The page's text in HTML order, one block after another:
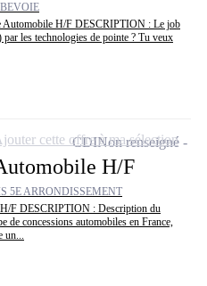
Automobile H/F DESCRIPTION : Le job
par les technologies de pointe ? Tu veux
H/F
5E ARRONDISSEMENT
F DESCRIPTION : Description du
de concessions automobiles en France,
un...
CDINon renseigné
cette offre à ma sélection